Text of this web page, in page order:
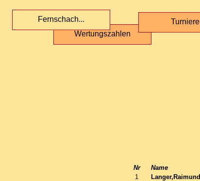
Wertungszahlen
Fernschach...
Turniere
Nr Name
1
Langer,Raimund